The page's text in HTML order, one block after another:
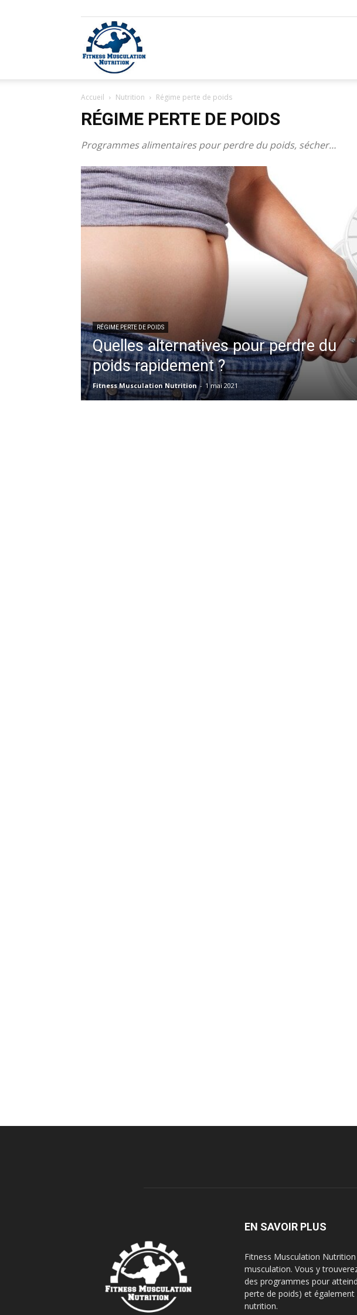
Nutrition
Accueil Nutrition Régime perte de poids
RÉGIME PERTE DE POIDS
Programmes alimentaires pour perdre du poids, sécher…
RÉGIME PERTE DE POIDS
Quelles alternatives pour perdre du
poids rapidement ?
Fitness Musculation Nutrition - 1 mai 2021
EN SAVOIR PLUS
Fitness Musculation
musculation. Vous y
des programmes pour
perte de poids) et
nutrition.